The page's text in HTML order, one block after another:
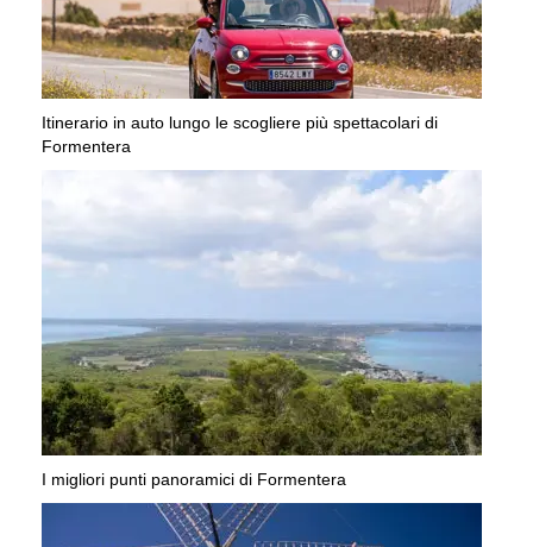
Itinerario in auto lungo le scogliere più spettacolari di
Formentera
I migliori punti panoramici di Formentera